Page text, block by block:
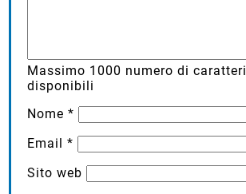
Massimo 1000 numero di
disponibili
Nome*
Email*
Sito web